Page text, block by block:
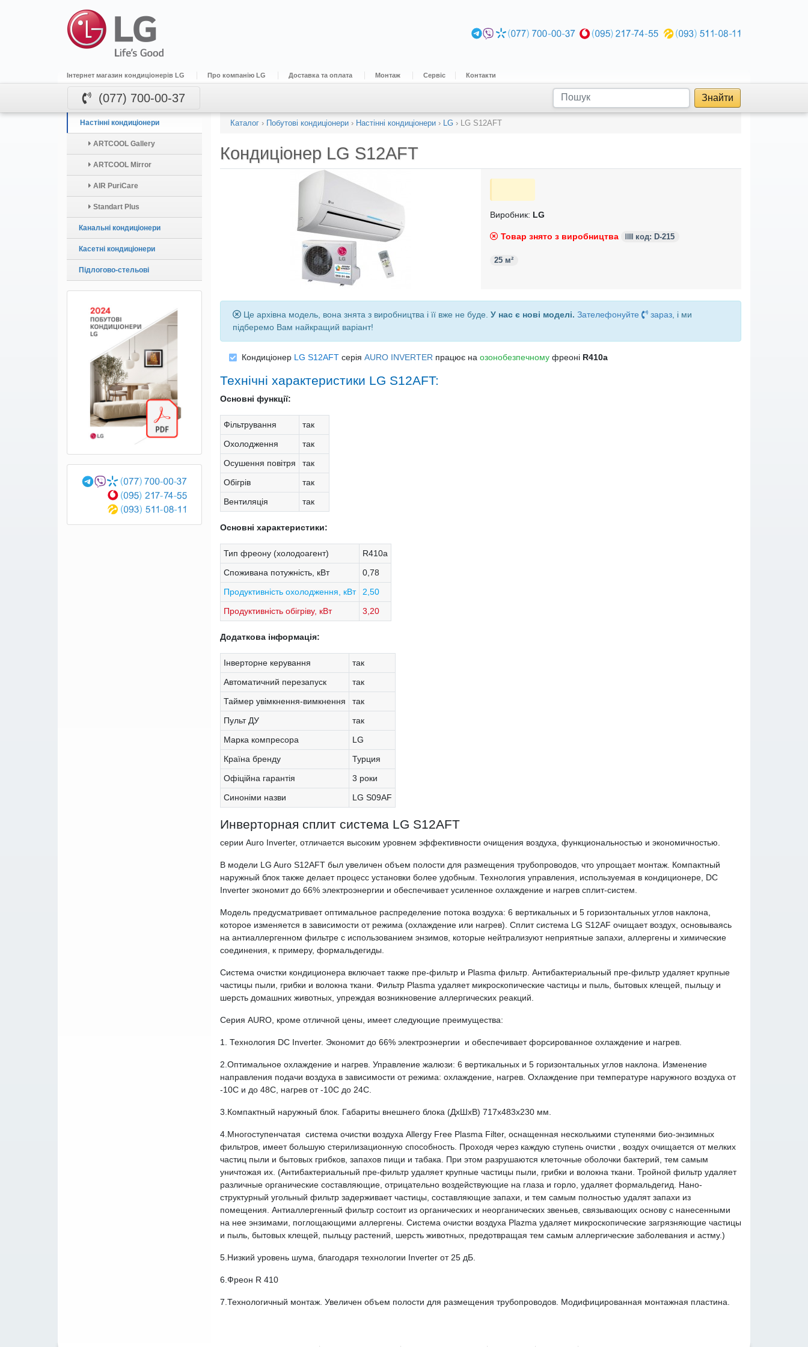
Інтернет магазин кондиціонерів LG Про компанію LG Доставка та оплата Монтаж Сервіс Контакти
(077) 700-00-37 Знайти
Настінні кондиціонери
ARTCOOL Gallery
ARTCOOL Mirror
AIR PuriCare
Standart Plus
Канальні кондиціонери
Касетні кондиціонери
Підлогово-стельові
Каталог › Побутові кондиціонери › Настінні кондиціонери › LG › LG S12AFT
Кондиціонер LG S12AFT
Виробник: LG
Товар знято з виробництва код: D-215
25 м²
Це архівна модель, вона знята з виробництва і її вже не буде. У нас є нові моделі. Зателефонуйте зараз , і ми
підберемо Вам найкращий варіант!
Кондиціонер LG S12AFT серія AURO INVERTER працює на озонобезпечному фреоні R410a
Технічні характеристики LG S12AFT:
Основні функції:
Фільтрування
так
Охолодження
так
Осушення повітря
так
Обігрів
так
Вентиляція
так
Основні характеристики:
Тип фреону (холодоагент)
R410a
Споживана потужність, кВт
0,78
Продуктивність охолодження, кВт
2,50
Продуктивність обігріву, кВт
3,20
Додаткова інформація:
Інверторне керування
так
Автоматичний перезапуск
так
Таймер увімкнення-вимкнення
так
Пульт ДУ
так
Марка компресора
LG
Країна бренду
Турция
Офіційна гарантія
3 роки
Синоніми назви
LG S09AF
Инверторная сплит система LG S12AFT
серии Auro Inverter, отличается высоким уровнем эффективности очищения воздуха, функциональностью и экономичностью.
В модели LG Auro S12AFT был увеличен объем полости для размещения трубопроводов, что упрощает монтаж. Компактный
наружный блок также делает процесс установки более удобным. Технология управления, используемая в кондиционере, DC
Inverter экономит до 66% электроэнергии и обеспечивает усиленное охлаждение и нагрев сплит-систем.
Модель предусматривает оптимальное распределение потока воздуха: 6 вертикальных и 5 горизонтальных углов наклона,
которое изменяется в зависимости от режима (охлаждение или нагрев). Сплит система LG S12AF очищает воздух, основываясь
на антиаллергенном фильтре с использованием энзимов, которые нейтрализуют неприятные запахи, аллергены и химические
соединения, к примеру, формальдегиды.
Система очистки кондиционера включает также пре-фильтр и Рlasma фильтр. Антибактериальный пре-фильтр удаляет крупные
частицы пыли, грибки и волокна ткани. Фильтр Plasma удаляет микроскопические частицы и пыль, бытовых клещей, пыльцу и
шерсть домашних животных, упреждая возникновение аллергических реакций.
Cерия AURO, кроме отличной цены, имеет следующие преимущества:
1. Технология DC Inverter. Экономит до 66% электроэнергии и обеспечивает форсированное охлаждение и нагрев.
2.Оптимальное охлаждение и нагрев. Управление жалюзи: 6 вертикальных и 5 горизонтальных углов наклона. Изменение
направления подачи воздуха в зависимости от режима: охлаждение, нагрев. Охлаждение при температуре наружного воздуха от
-10С и до 48С, нагрев от -10С до 24С.
3.Компактный наружный блок. Габариты внешнего блока (ДхШхВ) 717x483x230 мм.
4.Многоступенчатая система очистки воздуха Allergy Free Plasma Filter, оснащенная несколькими ступенями био-энзимных
фильтров, имеет большую стерилизационную способность. Проходя через каждую ступень очистки , воздух очищается от мелких
частиц пыли и бытовых грибков, запахов пищи и табака. При этом разрушаются клеточные оболочки бактерий, тем самым
уничтожая их. (Антибактериальный пре-фильтр удаляет крупные частицы пыли, грибки и волокна ткани. Тройной фильтр удаляет
различные органические составляющие, отрицательно воздействующие на глаза и горло, удаляет формальдегид. Нано-
структурный угольный фильтр задерживает частицы, составляющие запахи, и тем самым полностью удалят запахи из
помещения. Антиаллергенный фильтр состоит из органических и неорганических звеньев, связывающих основу с нанесенными
на нее энзимами, поглощающими аллергены. Система очистки воздуха Plazmа удаляет микроскопические загрязняющие частицы
и пыль, бытовых клещей, пыльцу растений, шерсть животных, предотвращая тем самым аллергические заболевания и астму.)
5.Низкий уровень шума, благодаря технологии Inverter от 25 дБ.
6.Фреон R 410
7.Технологичный монтаж. Увеличен объем полости для размещения трубопроводов. Модифицированная монтажная пластина.